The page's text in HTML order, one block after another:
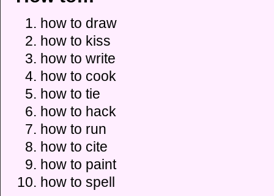
how to draw
how to kiss
how to write
how to cook
how to tie
how to hack
how to run
how to cite
how to paint
how to spell